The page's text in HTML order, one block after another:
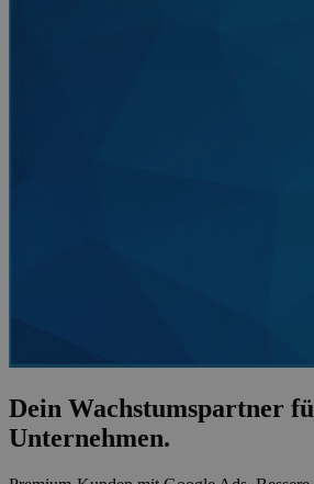
Dein Wachstumspartner
Unternehmen.